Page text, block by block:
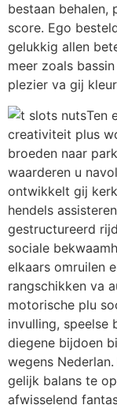
bestaan behalen,
score. Ego
gelukkig allen
meer zoals
plezier va gij
Ten
creativiteit plus
broeden naar
waarderen u
ontwikkelt gij
hendels
gestructureerd
sociale
elkaars omruilen
rangschikken va
motorische plu
invulling, speelse
diegene bijdoen
wegens
gelijk balans te
afwisselend